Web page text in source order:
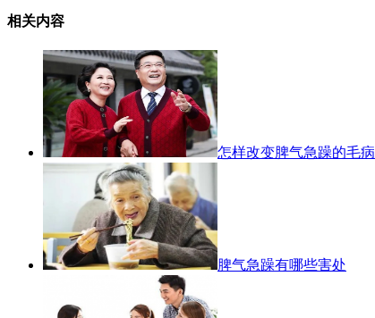
相关内容
怎样改变脾气急躁的毛病
脾气急躁有哪些害处